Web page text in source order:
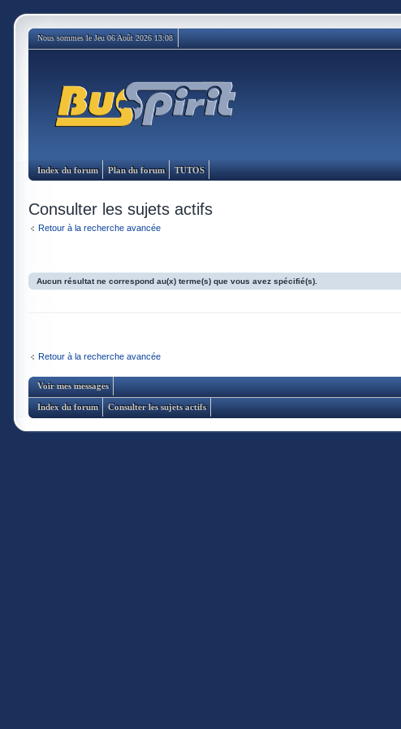
Nous sommes le Jeu 06 Août 2026 13:08
Index du forum Plan du forum TUTOS
Consulter les sujets actifs
Retour à la recherche avancée
Aucun résultat ne correspond au(x) terme(s) que vous avez spécifié(s).
Retour à la recherche avancée
Voir mes messages
Index du forum Consulter les sujets actifs